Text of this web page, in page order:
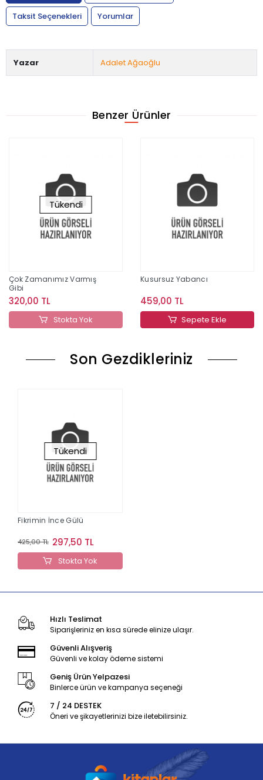
Taksit Seçenekleri
Yorumlar
Yazar Adalet Ağaoğlu
Benzer Ürünler
Tükendi
Çok Zamanımız Varmış
Gibi
320,00 TL
Stokta Yok
Kusursuz Yabancı
459,00 TL
Sepete Ekle
Son Gezdikleriniz
Tükendi
Fikrimin İnce Gülü
425,00 TL 297,50 TL
Stokta Yok
Hızlı Teslimat
Siparişleriniz en kısa sürede elinize ulaşır.
Güvenli Alışveriş
Güvenli ve kolay ödeme sistemi
Geniş Ürün Yelpazesi
Binlerce ürün ve kampanya seçeneği
7 / 24 DESTEK
Öneri ve şikayetlerinizi bize iletebilirsiniz.